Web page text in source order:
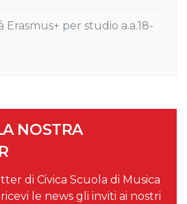
Erasmus+ per studio a.a.18-
NOSTRA
di Civica Scuola di Musica
le news gli inviti ai nostri